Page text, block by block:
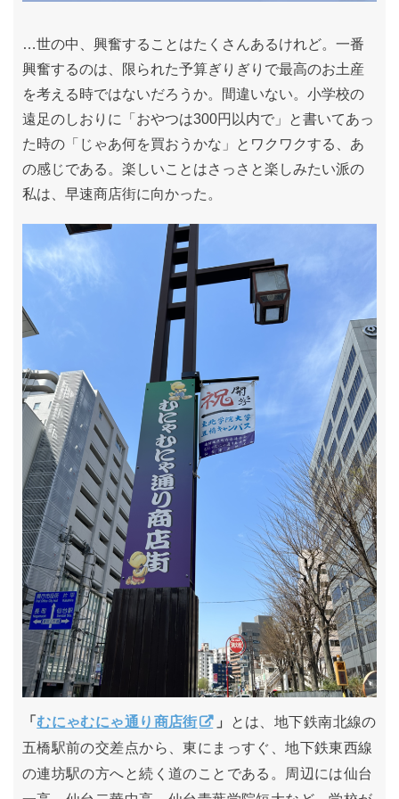
…世の中、興奮することはたくさんあるけれど。一番
興奮するのは、限られた予算ぎりぎりで最高のお土産
を考える時ではないだろうか。間違いない。小学校の
遠足のしおりに「おやつは300円以内で」と書いてあっ
た時の「じゃあ何を買おうかな」とワクワクする、あ
の感じである。楽しいことはさっさと楽しみたい派の
私は、早速商店街に向かった。
「むにゃむにゃ通り商店街 」
とは、地下鉄南北線の
五橋駅前の交差点から、東にまっすぐ、地下鉄東西線
の連坊駅の方へと続く道のことである。周辺には仙台